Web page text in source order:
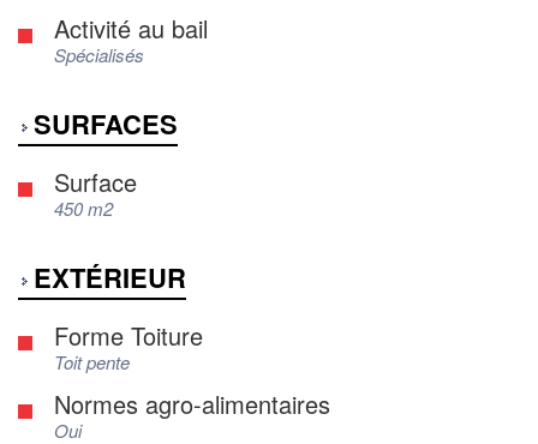
Activité au bail
Spécialisés
SURFACES
Surface
450 m2
EXTÉRIEUR
Forme Toiture
Toit pente
Normes agro-alimentaires
Oui